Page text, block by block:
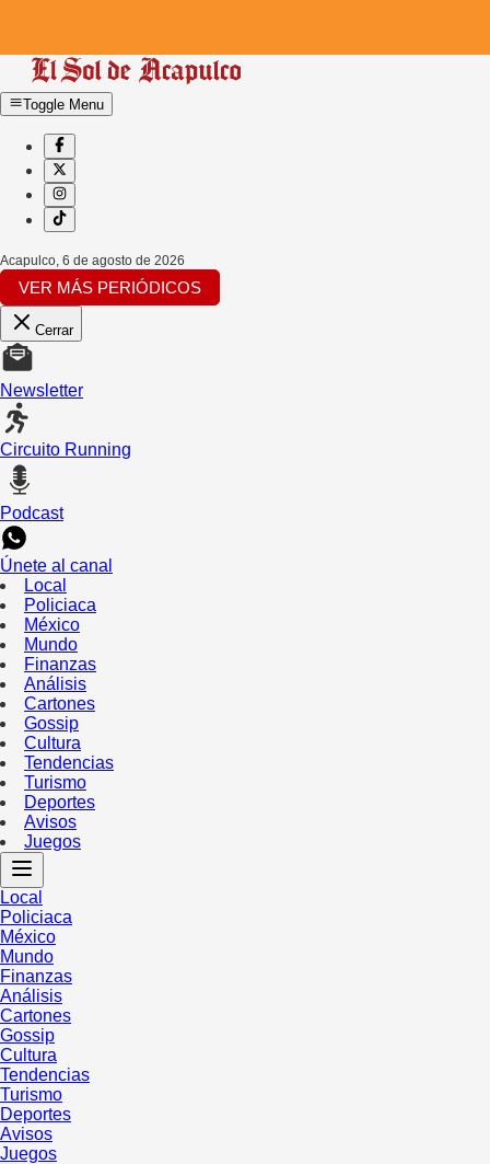
Toggle Menu
Acapulco 6 de agosto de 2026
VER MÁS PERIÓDICOS
Cerrar
Newsletter
Circuito Running
Podcast
Únete al canal
Local
Policiaca
México
Mundo
Finanzas
Análisis
Cartones
Gossip
Cultura
Tendencias
Turismo
Deportes
Avisos
Juegos
Local
Policiaca
México
Mundo
Finanzas
Análisis
Cartones
Gossip
Cultura
Tendencias
Turismo
Deportes
Avisos
Juegos